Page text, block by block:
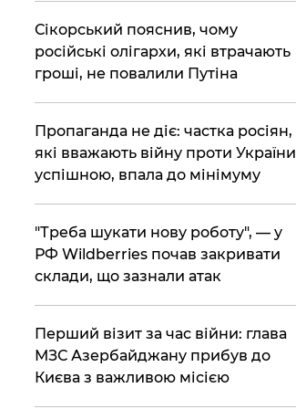
​Сікорський пояснив, чому
російські олігархи, які втрачають
гроші, не повалили Путіна
​Пропаганда не діє: частка росіян,
які вважають війну проти України
успішною, впала до мінімуму
​"Треба шукати нову роботу", — у
РФ Wildberries почав закривати
склади, що зазнали атак
​Перший візит за час війни: глава
МЗС Азербайджану прибув до
Києва з важливою місією